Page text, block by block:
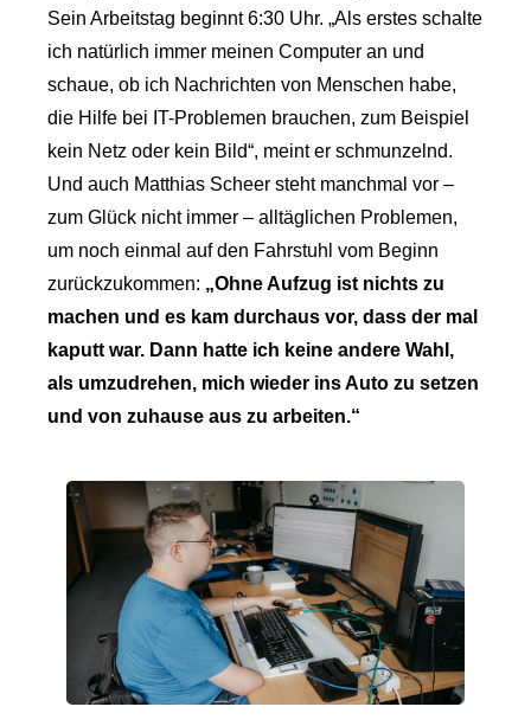
Sein Arbeitstag beginnt 6:30 Uhr. „Als erstes schalte
ich natürlich immer meinen Computer an und
schaue, ob ich Nachrichten von Menschen habe,
die Hilfe bei IT-Problemen brauchen, zum Beispiel
kein Netz oder kein Bild“, meint er schmunzelnd.
Und auch Matthias Scheer steht manchmal vor –
zum Glück nicht immer – alltäglichen Problemen,
um noch­ einmal auf den Fahrstuhl vom Beginn
zurückzukommen: „Ohne Aufzug ist nichts zu
machen und es kam durchaus vor, dass der mal
kaputt war. Dann hatte ich keine andere Wahl,
als umzudrehen, mich wieder ins Auto zu setzen
und von zuhause aus zu arbeiten.“